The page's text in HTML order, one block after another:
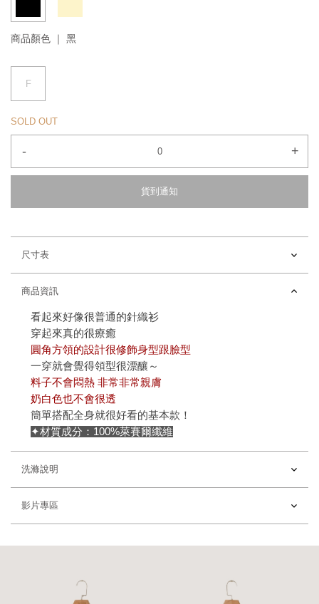
商品顏色 ｜ 黑
F
SOLD OUT
- +
貨到通知
尺寸表
商品資訊
看起來好像很普通的針織衫
穿起來真的很療癒
圓角方領的設計很修飾身型跟臉型
一穿就會覺得領型很漂釀～
料子不會悶熱 非常非常親膚
奶白色也不會很透
簡單搭配全身就很好看的基本款！
✦材質成分：100%萊賽爾纖維
洗滌說明
影片專區